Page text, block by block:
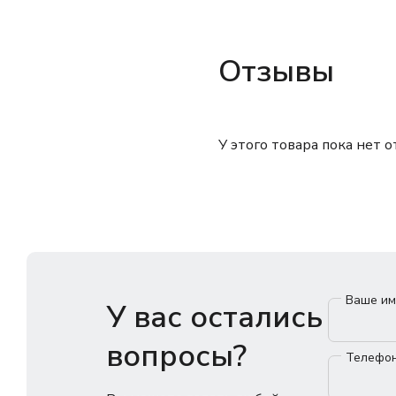
Отзывы
У этого товара пока нет
У вас остались
вопросы?
Ваше